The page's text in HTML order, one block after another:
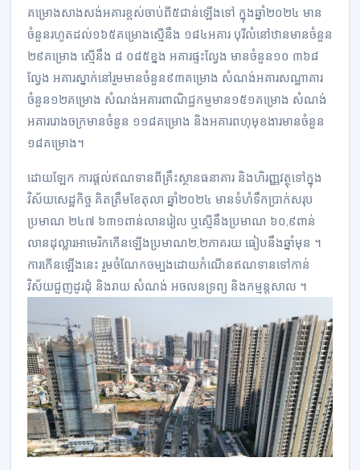
គម្រោងសាងសង់អគារ​ខ្ពស់ចាប់ពី​៥ជាន់ឡើង​ទៅ ​ក្នុង​ឆ្នាំ២០២៤ មាន
ចំនួនរហូតដល់១៦៥គម្រោង​ស្មើនឹង ១៨៤អគារ បុរី​លំនៅឋាន​មានចំនួន
២៩គម្រោង ស្មើនឹង ៨ ០៨៥ខ្នង អគារ​ផ្ទះល្វែង មានចំនួន​១០ ៣៦៨​
ល្វែង អគារ​ស្នាក់​នៅរួម​មានចំនួន​៩៣គម្រោង សំណង់អគារ​សណ្ឋាគារ​
ចំនួន១២​គម្រោង សំណង់អគារ​ពាណិជ្ជកម្ម​មាន​១៥១គម្រោង សំណង់​
អគារ​រោងចក្រ​មានចំនួន ១១៨​គម្រោង និងអគារ​ពហុមុខងារ​មានចំនួន
១៨គម្រោង។
ដោយឡែក ការផ្ដល់​ឥណទាន​​ពីគ្រឹះស្ថាន​ធនាគារ និង​ហិរញ្ញវត្ថុ​​ទៅក្នុង
វិស័យ​សេដ្ឋ​កិច្ច​ គិតត្រឹមខែតុលា ឆ្នាំ២០២៤ មានទំហំទឹកប្រាក់សរុប
ប្រមាណ ២៤៧ ៦៣១​​ពាន់លានរៀល​ ឬ​ស្មើ​នឹង​ប្រមាណ​ ៦០,៩​ពាន់​
លាន​ដុល្លារអាមេរិក​កើនឡើង​ប្រមាណ២,២ភាគរយ ធៀបនឹង​ឆ្នាំមុន ។
ការ​កើន​ឡើ​ង​​​នេះ រួម​ចំណែក​ចម្បង​ដោយកំណើន​ឥណទាន​ទៅកាន់
វិស័យ​ជួញដូរ​ដុំ និងរាយ​ សំណង់ អចលនទ្រព្យ​ និងក​ម្ម​ន្ត​សាល ។